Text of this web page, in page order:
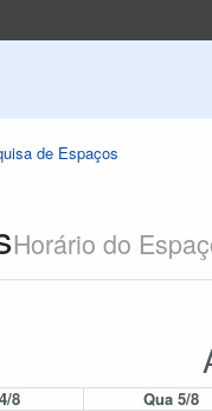
de Espaços
Horário do
8 Qua 5/8